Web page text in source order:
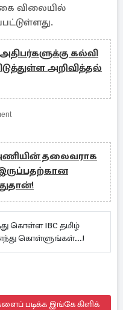
விலையில்
கல்வி
அறிவித்தல்
தலைவராக
கொள்ள IBC தமிழ்
கொள்ளுங்கள்...!
படிக்க இங்கே கிளிக்